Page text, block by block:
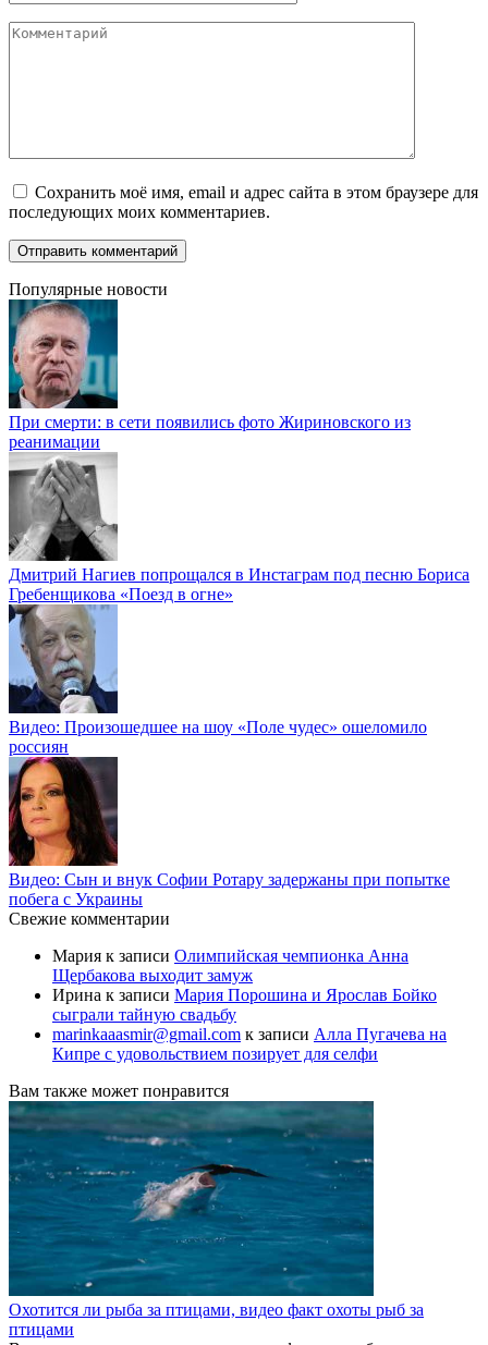
Комментарий
Сохранить моё имя, email и адрес сайта в этом браузере для
последующих моих комментариев.
Популярные новости
При смерти: в сети появились фото Жириновского из
реанимации
Дмитрий Нагиев попрощался в Инстаграм под песню Бориса
Гребенщикова «Поезд в огне»
Видео: Произошедшее на шоу «Поле чудес» ошеломило
россиян
Видео: Сын и внук Софии Ротару задержаны при попытке
побега с Украины
Свежие комментарии
Мария к записи Олимпийская чемпионка Анна
Щербакова выходит замуж
Ирина к записи Мария Порошина и Ярослав Бойко
сыграли тайную свадьбу
marinkaaasmir@gmail.com к записи Алла Пугачева на
Кипре с удовольствием позирует для селфи
Вам также может понравится
Охотится ли рыба за птицами, видео факт охоты рыб за
птицами